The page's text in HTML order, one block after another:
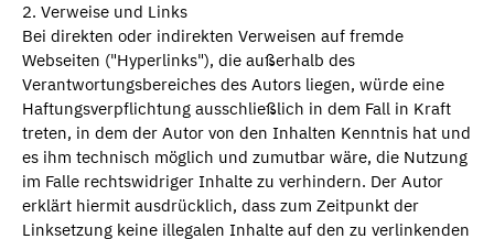
2. Verweise und Links
Bei direkten oder indirekten Verweisen auf fremde
Webseiten ("Hyperlinks"), die außerhalb des
Verantwortungsbereiches des Autors liegen, würde eine
Haftungsverpflichtung ausschließlich in dem Fall in Kraft
treten, in dem der Autor von den Inhalten Kenntnis hat und
es ihm technisch möglich und zumutbar wäre, die Nutzung
im Falle rechtswidriger Inhalte zu verhindern. Der Autor
erklärt hiermit ausdrücklich, dass zum Zeitpunkt der
Linksetzung keine illegalen Inhalte auf den zu verlinkenden